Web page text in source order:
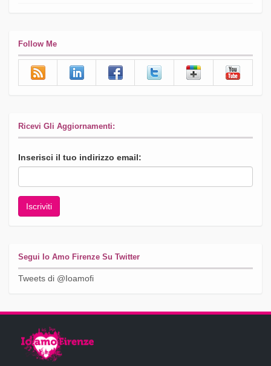
Follow Me
Ricevi Gli Aggiornamenti:
Inserisci il tuo indirizzo email:
Segui Io Amo Firenze Su Twitter
Tweets di @Ioamofi